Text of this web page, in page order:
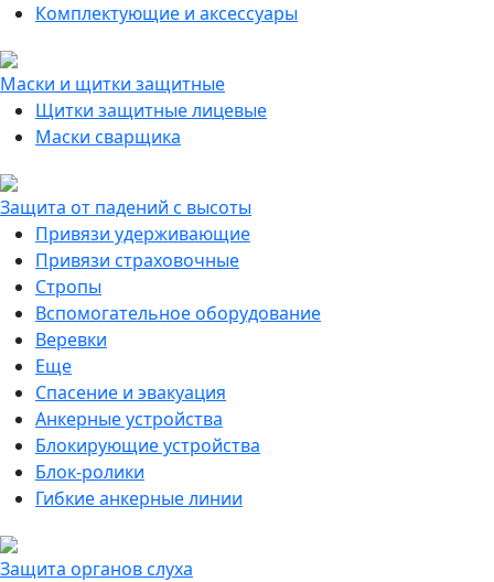
Комплектующие и аксессуары
Маски и щитки защитные
Щитки защитные лицевые
Маски сварщика
Защита от падений с высоты
Привязи удерживающие
Привязи страховочные
Стропы
Вспомогательное оборудование
Веревки
Еще
Спасение и эвакуация
Анкерные устройства
Блокирующие устройства
Блок-ролики
Гибкие анкерные линии
Защита органов слуха